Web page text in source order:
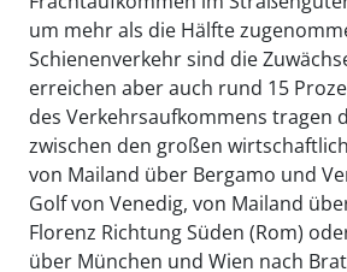
um mehr als die Hälfte
Schienenverkehr sind die
erreichen aber auch rund 15
des Verkehrsaufkommens tragen
zwischen den großen
von Mailand über Bergamo und
Golf von Venedig, von Mailand
Florenz Richtung Süden (Rom)
über München und Wien nach